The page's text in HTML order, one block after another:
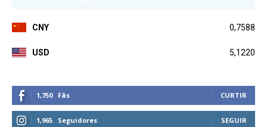
CNY 0,7588
USD 5,1220
1,750 Fãs CURTIR
1,965 Seguidores SEGUIR